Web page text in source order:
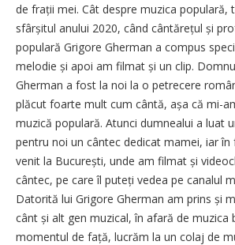
de frații mei. Cât despre muzica populară,
sfârșitul anului 2020, când cântărețul și
populară Grigore Gherman a compus
melodie și apoi am filmat și un clip.
Gherman a fost la noi la o petrecere
plăcut foarte mult cum cântă, așa că mi-
muzică populară. Atunci dumnealui a luat
pentru noi un cântec dedicat mamei, iar în
venit la București, unde am filmat și
cântec, pe care îl puteți vedea pe canalul
Datorită lui Grigore Gherman am prins și
cânt și alt gen muzical, în afară de muzica
momentul de față, lucrăm la un colaj de